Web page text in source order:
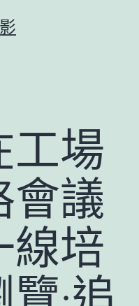
工場
會議
線培